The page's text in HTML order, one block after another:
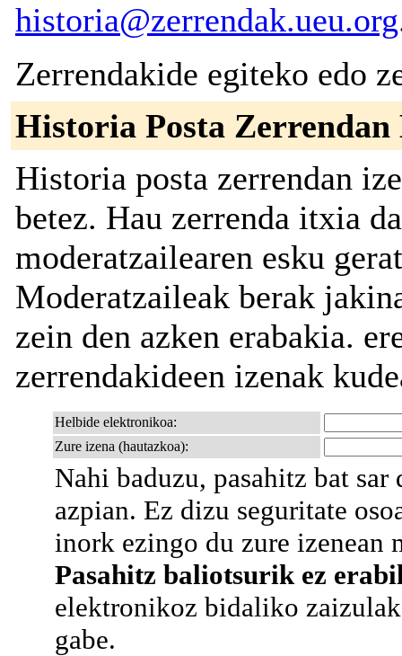
historia@zerrendak.ueu.org
Zerrendakide egiteko edo
Historia Posta
Historia posta zerrendan
betez. Hau zerrenda itxia
moderatzailearen esku
Moderatzaileak berak
zein den azken erabakia.
zerrendakideen izenak
Helbide elektronikoa:
Zure izena (hautazkoa):
Nahi baduzu, pasahitz bat sar
azpian. Ez dizu seguritate
inork ezingo du zure izenean
Pasahitz baliotsurik ez
elektronikoz bidaliko
gabe.